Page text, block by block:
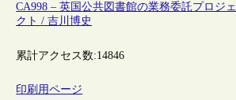
CA998 – 英国公共図書館の業務委託プロジェ
クト / 吉川博史
累計アクセス数:14846
印刷用ページ